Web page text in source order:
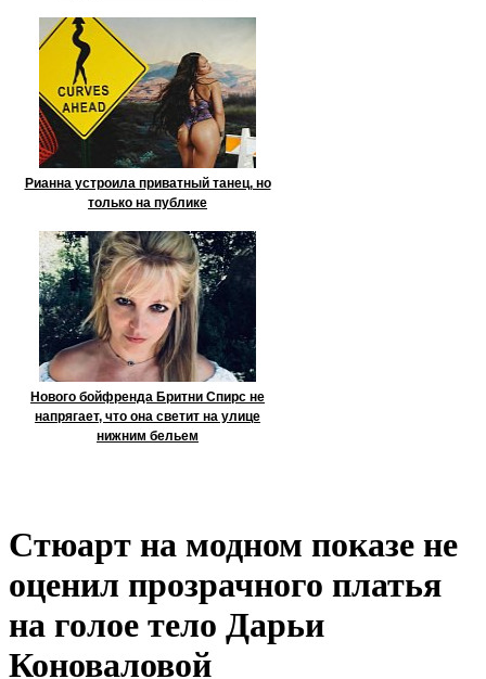
Рианна устроила приватный танец, но
только на публике
Нового бойфренда Бритни Спирс не
напрягает, что она светит на улице
нижним бельем
Стюарт на модном показе не
оценил прозрачного платья
на голое тело Дарьи
Коноваловой